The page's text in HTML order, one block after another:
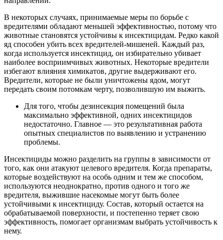
В некоторых случаях, принимаемые меры по борьбе с
вредителями обладают меньшей эффективностью, потому что
животные становятся устойчивы к инсектицидам. Редко какой
яд способен убить всех вредителей-мишеней. Каждый раз,
когда используется инсектицид, он избирательно убивает
наиболее восприимчивых животных. Некоторые вредители
избегают влияния химикатов, другие выдерживают его.
Вредители, которые не были уничтожены ядом, могут
передать своим потомкам черту, позволившую им выжить.
Для того, чтобы дезинсекция помещений была
максимально эффективной, одних инсектицидов
недостаточно. Главное — это результативная работа
опытных специалистов по выявлению и устранению
проблемы.
Инсектициды можно разделить на группы в зависимости от
того, как они атакуют целевого вредителя. Когда препараты,
которые воздействуют на особь одним и тем же способом,
используются неоднократно, против одного и того же
вредителя, выжившие насекомые могут быть более
устойчивыми к инсектициду. Состав, который остается на
обрабатываемой поверхности, и постепенно теряет свою
эффективность, помогает организмам выбрать устойчивость к
нему.